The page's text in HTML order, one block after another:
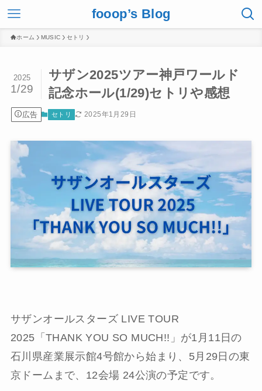
fooop’s Blog
ホーム MUSIC セトリ
サザン2025ツアー神戸ワールド
記念ホール(1/29)セトリや感想
2025
1/29
広告 セトリ 2025年1月29日
サザンオールスターズ LIVE TOUR
2025「THANK YOU SO MUCH!!」が1月11日の
石川県産業展示館4号館から始まり、5月29日の東
京ドームまで、12会場 24公演の予定です。